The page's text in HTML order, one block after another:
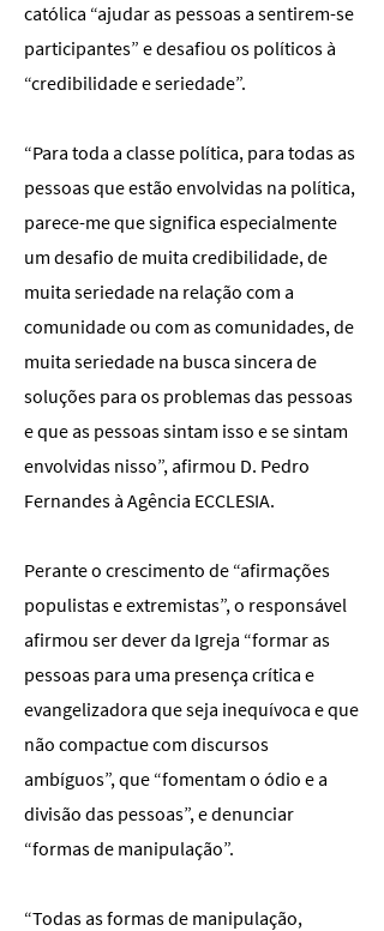
católica “ajudar as pessoas a sentirem-se
participantes” e desafiou os políticos à
“credibilidade e seriedade”.
“Para toda a classe política, para todas as
pessoas que estão envolvidas na política,
parece-me que significa especialmente
um desafio de muita credibilidade, de
muita seriedade na relação com a
comunidade ou com as comunidades, de
muita seriedade na busca sincera de
soluções para os problemas das pessoas
e que as pessoas sintam isso e se sintam
envolvidas nisso”, afirmou D. Pedro
Fernandes à Agência ECCLESIA.
Perante o crescimento de “afirmações
populistas e extremistas”, o responsável
afirmou ser dever da Igreja “formar as
pessoas para uma presença crítica e
evangelizadora que seja inequívoca e que
não compactue com discursos
ambíguos”, que “fomentam o ódio e a
divisão das pessoas”, e denunciar
“formas de manipulação”.
“Todas as formas de manipulação,